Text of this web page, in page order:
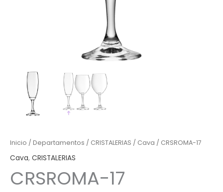
Inicio / Departamentos / CRISTALERIAS / Cava / CRSROMA-17
Cava, CRISTALERIAS
CRSROMA-17